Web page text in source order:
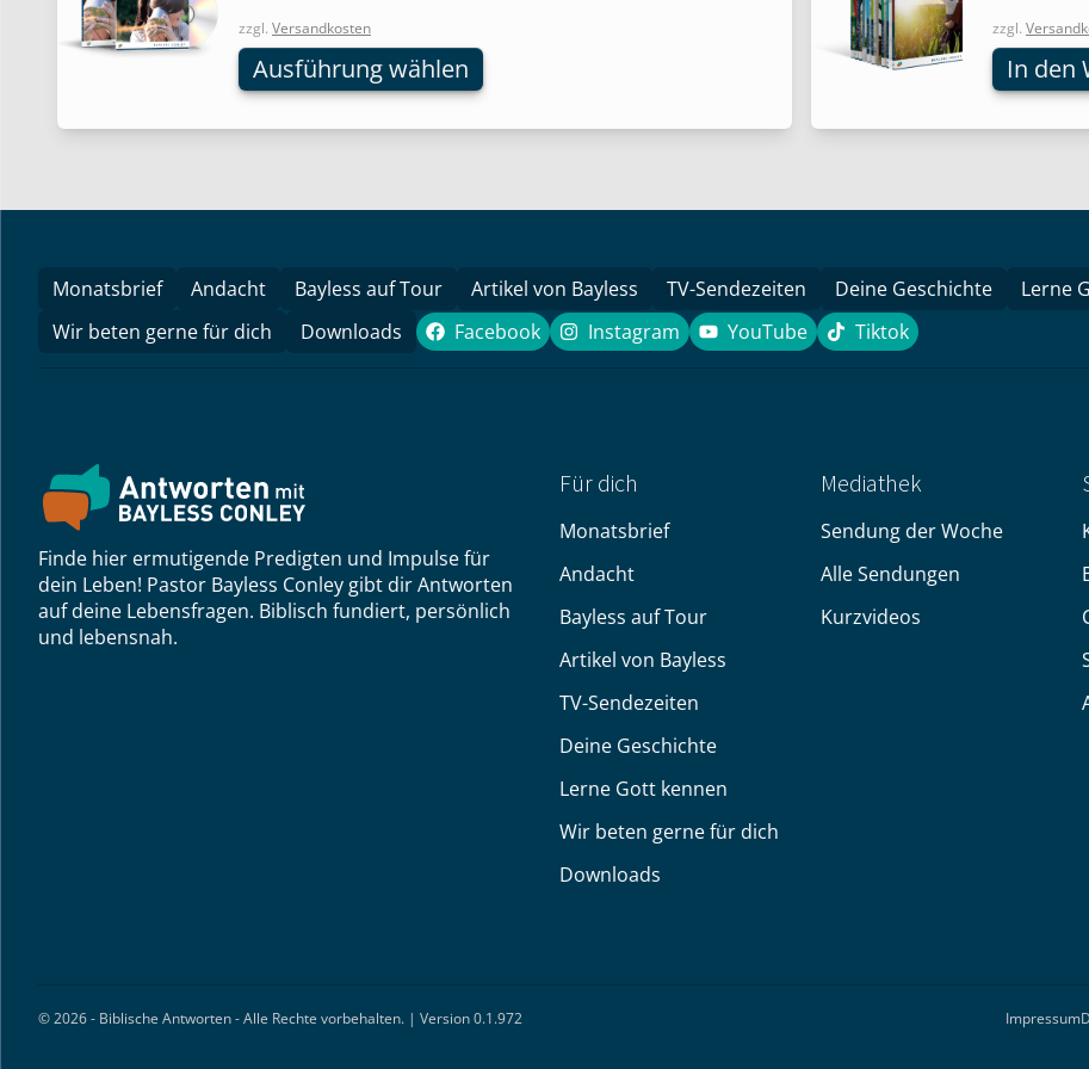
zzgl. Versandkosten
Ausführung wählen
Varianten
auf.
Die
Optionen
der
werden
zzgl.
In den
Monatsbrief Andacht Bayless auf Tour Artikel von Bayless TV-Sendezeiten Deine Geschichte
Lerne
Wir beten gerne für dich
Downloads Facebook
Facebook Instagram
Instagram YouTube
YouTube Tiktok
Tiktok
Finde hier ermutigende Predigten und Impulse für
dein Leben! Pastor Bayless Conley gibt dir Antworten
auf deine Lebensfragen. Biblisch fundiert, persönlich
und lebensnah.
Für dich
Monatsbrief
Andacht
Bayless auf Tour
Artikel von Bayless
TV-Sendezeiten
Deine Geschichte
Lerne Gott kennen
Wir beten gerne für dich
Downloads
Mediathek
Sendung der Woche
Alle Sendungen
Kurzvideos
© 2026 - Biblische Antworten - Alle Rechte vorbehalten. | Version 0.1.972 Impressum